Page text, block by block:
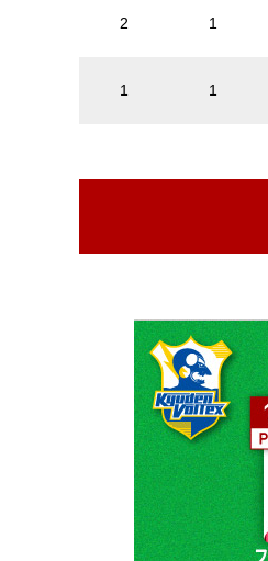
2 1
1 1